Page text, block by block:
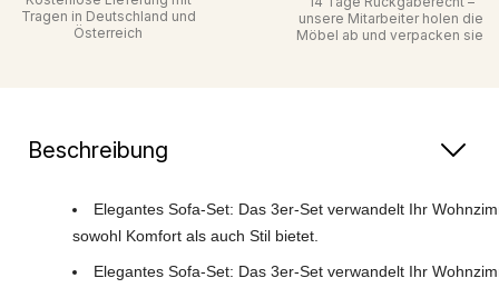
Tragen in Deutschland und
Österreich
unsere Mitarbeiter holen die
Möbel ab und verpacken sie
Beschreibung
Elegantes Sofa-Set: Das 3er-Set verwandelt Ihr
sowohl Komfort als auch Stil bietet.
Elegantes Sofa-Set: Das 3er-Set verwandelt Ihr